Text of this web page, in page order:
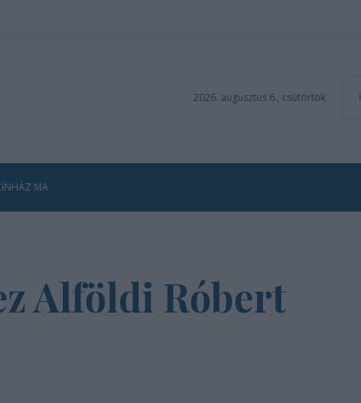
2026. augusztus 6., csütörtök
MA
Alföldi Róbert